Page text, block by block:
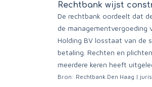
Rechtbank wijst
De rechtbank oordeelt dat
de managementvergoeding
Holding BV losstaat van de
betaling. Rechten en
meerdere keren heeft
Bron: Rechtbank Den Haag |